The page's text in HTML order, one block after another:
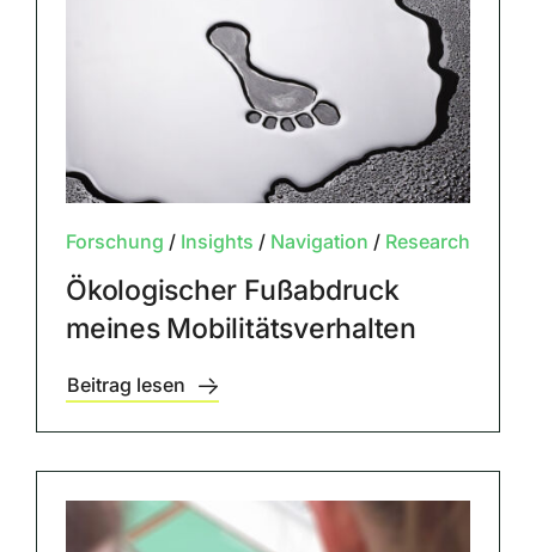
Forschung / Insights / Navigation / Research
Ökologischer Fußabdruck
meines Mobilitätsverhalten
Beitrag lesen